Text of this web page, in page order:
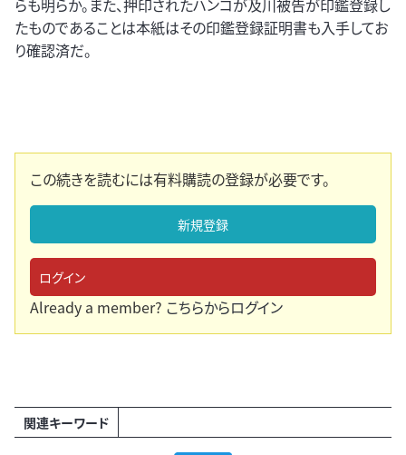
らも明らか。また、押印されたハンコが及川被告が印鑑登録し
たものであることは本紙はその印鑑登録証明書も入手してお
り確認済だ。
この続きを読むには有料購読の登録が必要です。
新規登録
ログイン
Already a member? こちらからログイン
関連キーワード